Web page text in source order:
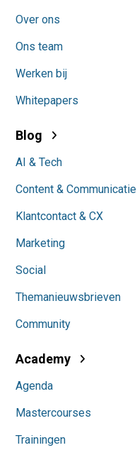
Over ons
Ons team
Werken bij
Whitepapers
Blog
AI & Tech
Content & Communicatie
Klantcontact & CX
Marketing
Social
Themanieuwsbrieven
Community
Academy
Agenda
Mastercourses
Trainingen